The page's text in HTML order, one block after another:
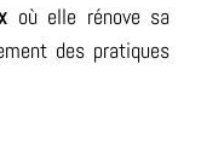
où elle rénove sa
des pratiques